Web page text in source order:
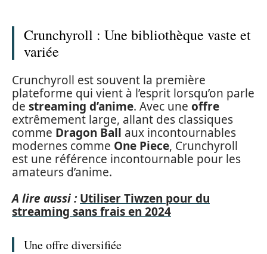
Crunchyroll : Une bibliothèque vaste et
variée
Crunchyroll est souvent la première
plateforme qui vient à l’esprit lorsqu’on parle
de streaming d’anime. Avec une offre
extrêmement large, allant des classiques
comme Dragon Ball aux incontournables
modernes comme One Piece, Crunchyroll
est une référence incontournable pour les
amateurs d’anime.
A lire aussi : Utiliser Tiwzen pour du
streaming sans frais en 2024
Une offre diversifiée